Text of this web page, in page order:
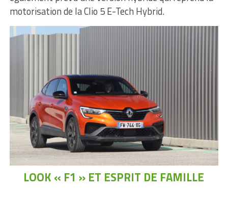
motorisation de la Clio 5 E-Tech Hybrid.
LOOK « F1 » ET ESPRIT DE FAMILLE